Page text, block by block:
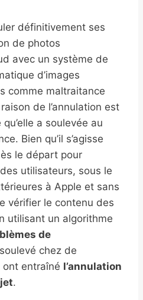
définitivement ses
de photos
avec un système de
d’images
comme maltraitance
de l’annulation est
a soulevée au
Bien qu’il s’agisse
le départ pour
utilisateurs, sous le
à Apple et sans
vérifier le contenu des
utilisant un algorithme
de
chez de
entraîné l’annulation
.